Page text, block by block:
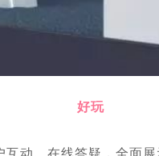
好玩